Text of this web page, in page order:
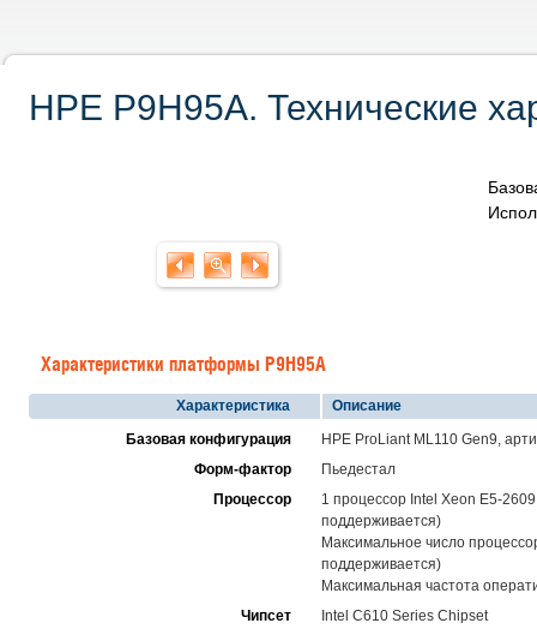
HPE P9H95A. Технические
Характеристики платформы P9H95A
Характеристика
Описание
Базовая конфигурация
HPE ProLiant ML110 Gen9,
Форм-фактор
Пьедестал
Процессор
1 процессор Intel Xeon E5-
поддерживается)
Максимальное число
поддерживается)
Максимальная частота
Чипсет
Intel C610 Series Chipset